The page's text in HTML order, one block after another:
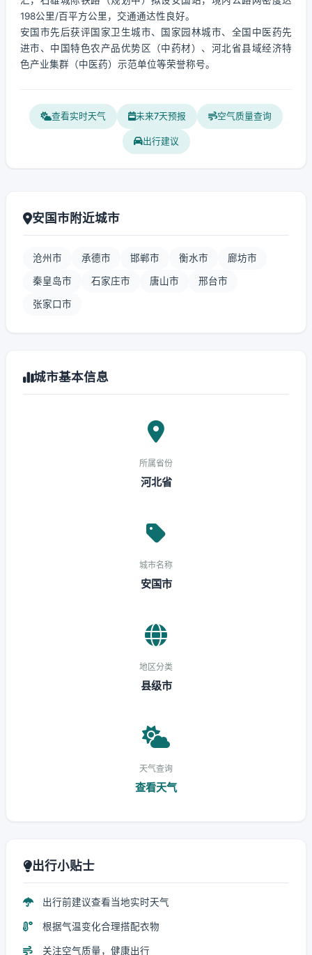
198公里/百平方公里，交通通达性良好。
安国市先后获评国家卫生城市、国家园林城市、全国中医药先
进市、中国特色农产品优势区（中药材）、河北省县域经济特
色产业集群（中医药）示范单位等荣誉称号。
查看实时天气 未来7天预报 空气质量查询
出行建议
安国市附近城市
沧州市 承德市 邯郸市 衡水市 廊坊市
秦皇岛市 石家庄市 唐山市 邢台市
张家口市
城市基本信息
所属省份
河北省
城市名称
安国市
地区分类
县级市
天气查询
查看天气
出行小贴士
出行前建议查看当地实时天气
根据气温变化合理搭配衣物
关注空气质量，健康出行